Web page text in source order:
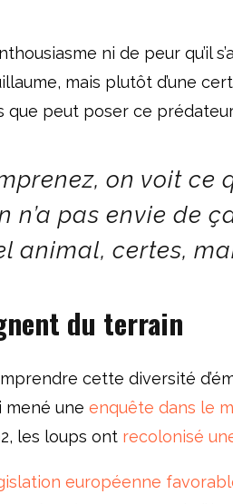
ni de peur qu’il
mais plutôt d’une
que peut poser ce
on voit ce
n’a pas envie de
animal, certes,
du terrain
cette diversité
mené une enquête dans le
les loups ont recolonisé
européenne